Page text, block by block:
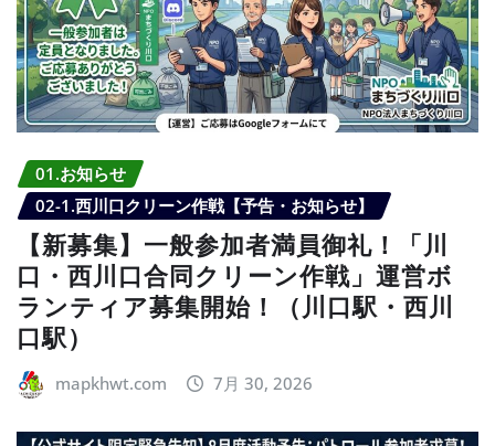
01.お知らせ
02-1.西川口クリーン作戦【予告・お知らせ】
【新募集】一般参加者満員御礼！「川
口・西川口合同クリーン作戦」運営ボ
ランティア募集開始！（川口駅・西川
口駅）
mapkhwt.com 7月 30, 2026